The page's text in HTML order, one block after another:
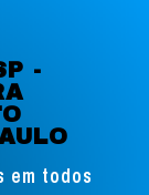
-
em todos